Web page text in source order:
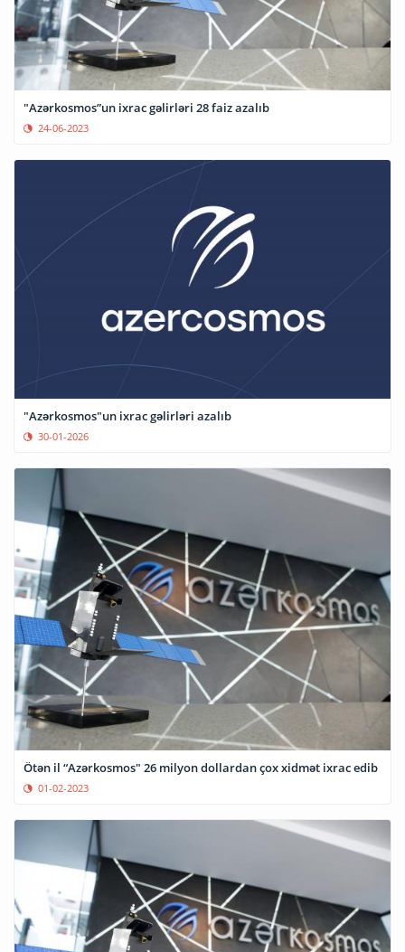
"Azərkosmos”un ixrac gəlirləri 28 faiz azalıb
24-06-2023
"Azərkosmos"un ixrac gəlirləri azalıb
30-01-2026
Ötən il “Azərkosmos" 26 milyon dollardan çox xidmət ixrac edib
01-02-2023